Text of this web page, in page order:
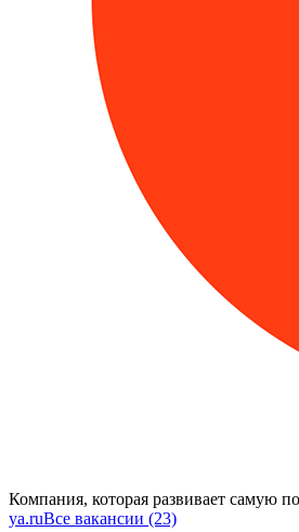
Компания, которая развивает самую
ya.ruВсе вакансии (23)